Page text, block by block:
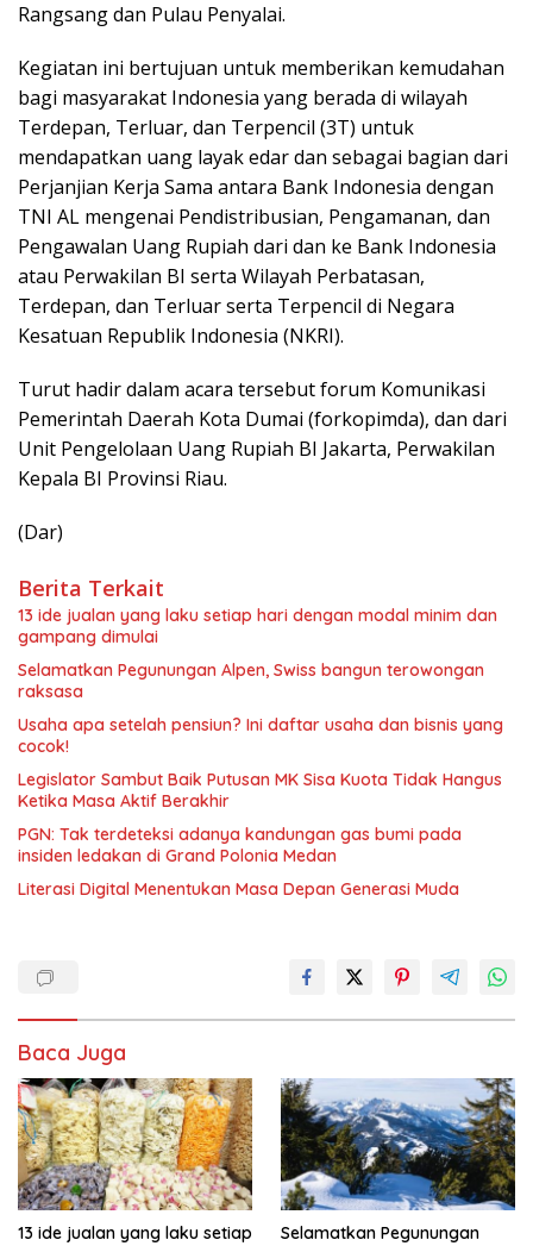
Rangsang dan Pulau Penyalai.
Kegiatan ini bertujuan untuk memberikan kemudahan
bagi masyarakat Indonesia yang berada di wilayah
Terdepan, Terluar, dan Terpencil (3T) untuk
mendapatkan uang layak edar dan sebagai bagian dari
Perjanjian Kerja Sama antara Bank Indonesia dengan
TNI AL mengenai Pendistribusian, Pengamanan, dan
Pengawalan Uang Rupiah dari dan ke Bank Indonesia
atau Perwakilan BI serta Wilayah Perbatasan,
Terdepan, dan Terluar serta Terpencil di Negara
Kesatuan Republik Indonesia (NKRI).
Turut hadir dalam acara tersebut forum Komunikasi
Pemerintah Daerah Kota Dumai (forkopimda), dan dari
Unit Pengelolaan Uang Rupiah BI Jakarta, Perwakilan
Kepala BI Provinsi Riau.
(Dar)
Berita Terkait
13 ide jualan yang laku setiap hari dengan modal minim dan
gampang dimulai
Selamatkan Pegunungan Alpen, Swiss bangun terowongan
raksasa
Usaha apa setelah pensiun? Ini daftar usaha dan bisnis yang
cocok!
Legislator Sambut Baik Putusan MK Sisa Kuota Tidak Hangus
Ketika Masa Aktif Berakhir
PGN: Tak terdeteksi adanya kandungan gas bumi pada
insiden ledakan di Grand Polonia Medan
Literasi Digital Menentukan Masa Depan Generasi Muda
Baca Juga
13 ide jualan yang laku setiap
Selamatkan Pegunungan